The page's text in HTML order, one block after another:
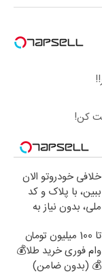
خلافی خودروتو الان
ببین، با پلاک و کد
ملی، بدون نیاز به
تا 100 میلیون تومان
وام فوری خرید طلا💰
💰 (بدون ضامن)